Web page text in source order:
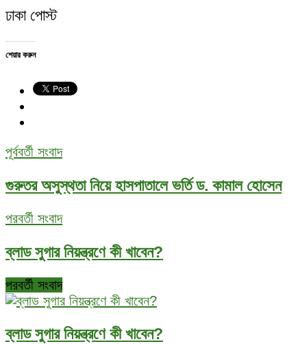
ঢাকা পোস্ট
শেয়ার করুন
পূর্ববর্তী সংবাদ
গুরুতর অসুস্থতা নিয়ে হাসপাতালে ভর্তি ড. কামাল হোসেন
পরবর্তী সংবাদ
ব্লাড সুগার নিয়ন্ত্রণে কী খাবেন?
পরবর্তী সংবাদ
ব্লাড সুগার নিয়ন্ত্রণে কী খাবেন?